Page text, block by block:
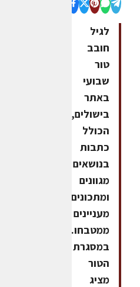
לגיל
חובב
טור
שבועי
באתר
בישולים,
הכולל
כתבות
בנושאים
מגוונים
ומתכונים
מעניינים
ממטבחו.
במסגרת
הטור
מציג